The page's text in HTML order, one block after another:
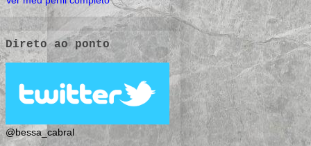
Direto ao ponto
@bessa_cabral